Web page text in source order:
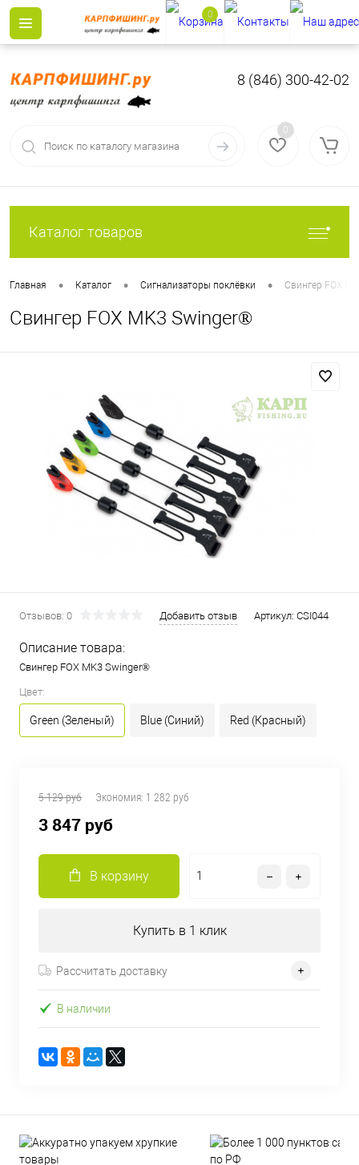
8 (846) 300-42-02
0
Каталог товаров
Главная • Каталог • Сигнализаторы поклёвки • Свингер FOX
Свингер FOX MK3 Swinger®
Отзывов: 0 Добавить отзыв Артикул: CSI044
Описание товара:
Свингер FOX MK3 Swinger®
Цвет:
Green (Зеленый) Blue (Синий) Red (Красный)
5 129 руб Экономия: 1 282 руб
3 847 руб
В корзину
Купить в 1 клик
Рассчитать доставку
В наличии
0